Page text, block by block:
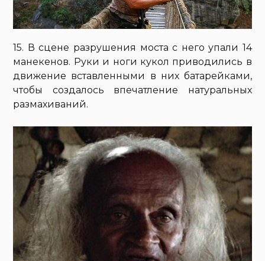
15. В сцене разрушения моста с него упали 14
манекенов. Руки и ноги кукол приводились в
движение вставленными в них батарейками,
чтобы создалось впечатление натуральных
размахиваний.